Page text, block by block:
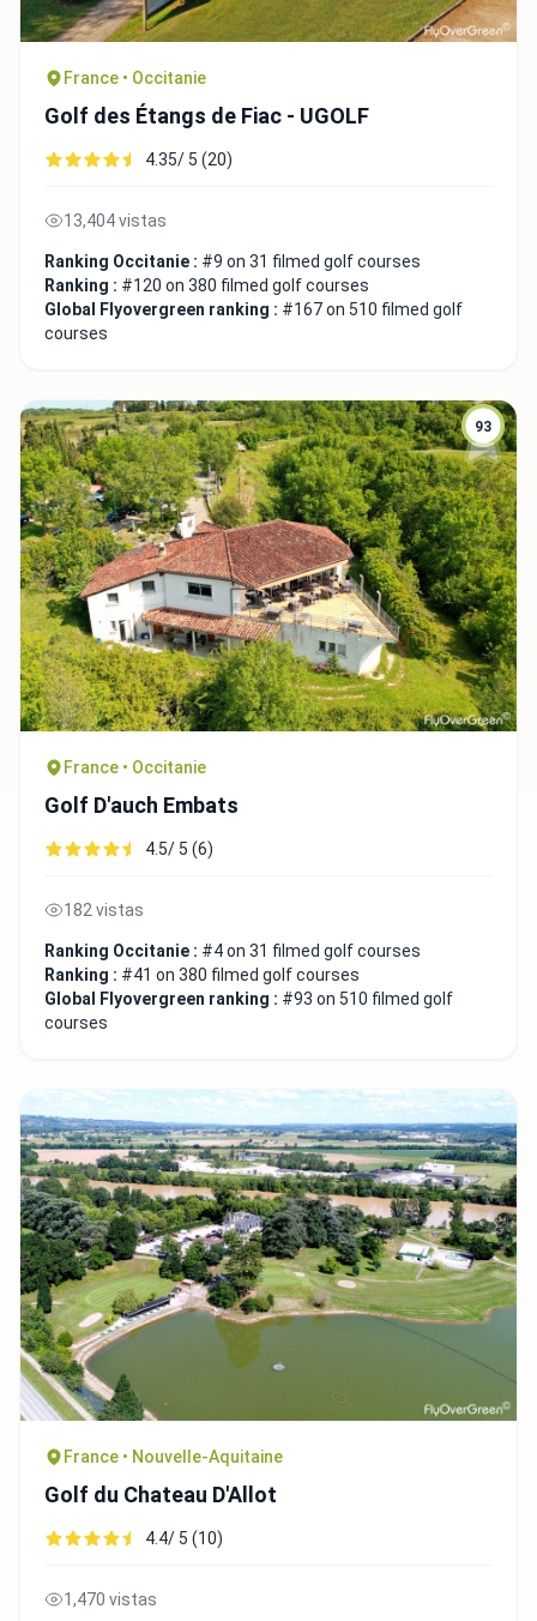
France • Occitanie
Golf des Étangs de Fiac - UGOLF
4.35/ 5 (20)
13,404 vistas
Ranking Occitanie : #9 on 31 filmed golf courses
Ranking : #120 on 380 filmed golf courses
Global Flyovergreen ranking : #167 on 510 filmed golf
courses
93
France • Occitanie
Golf D'auch Embats
4.5/ 5 (6)
182 vistas
Ranking Occitanie : #4 on 31 filmed golf courses
Ranking : #41 on 380 filmed golf courses
Global Flyovergreen ranking : #93 on 510 filmed golf
courses
France • Nouvelle-Aquitaine
Golf du Chateau D'Allot
4.4/ 5 (10)
1,470 vistas